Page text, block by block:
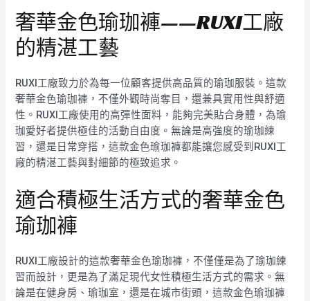
奢華金色瑜珈褲——RUXI工廠
的精湛工藝
RUXI工廠致力於為每一位顧客提供高品質的瑜珈服裝。這款
奢華金色瑜珈褲，不僅外觀時尚奪目，還兼具實用性與舒適
性。RUXI工廠使用的高彈性面料，能夠完美貼合身體，為瑜
珈愛好者提供極佳的活動自由度。無論是高強度的瑜珈練
習，還是日常穿搭，這款金色瑜珈褲都能讓您感受到RUXI工
廠的精湛工藝與對細節的極致追求。
適合積極生活方式的奢華金色
瑜珈褲
RUXI工廠設計的這款奢華金色瑜珈褲，不僅僅是為了瑜珈練
習而設計，更是為了滿足現代女性積極生活方式的需求。無
論是在健身房、瑜珈室，還是在城市街頭，這款金色瑜珈褲